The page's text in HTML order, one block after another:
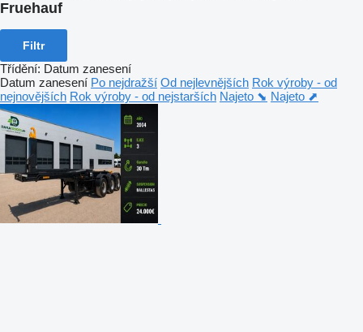
Fruehauf
Filtr
Třídění: Datum zanesení
Datum zanesení Po nejdražší Od nejlevnějších Rok výroby - od
nejnovějších Rok výroby - od nejstarších Najeto ⬊ Najeto ⬈